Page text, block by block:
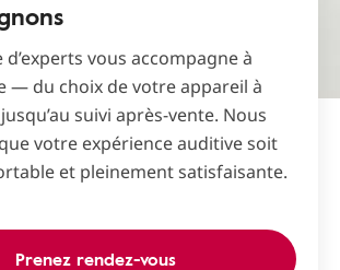
vous accompagne à
— du choix de votre appareil à
suivi après-vente. Nous
votre expérience auditive soit
et pleinement satisfaisante.
Prenez rendez-vous